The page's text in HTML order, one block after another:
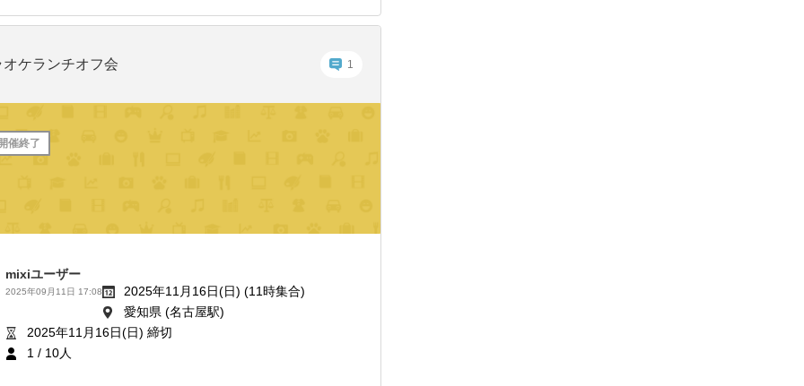
オケランチオフ会 1
催終了
mixiユーザー
2025年09月11日 17:08
2025年11月16日(日) (11時集合)
愛知県 (名古屋駅)
2025年11月16日(日) 締切
1 / 10人